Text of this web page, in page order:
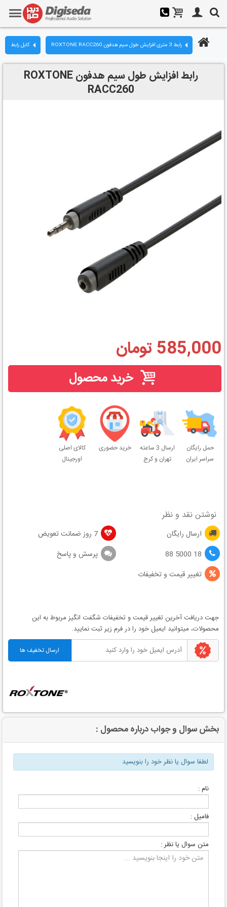
کابل رابط رابط 3 متری افزایش طول سیم هدفون ROXTONE RACC260
رابط افزایش طول سیم هدفون ROXTONE
RACC260
585,000 تومان
خرید محصول
حمل رایگان
سراسر ایران
ارسال 3 ساعته
تهران و کرج
خرید حضوری
کالای اصلی
اورجینال
نوشتن نقد و نظر
ارسال رایگان
7 روز ضمانت تعویض
18 5000 88
پرسش و پاسخ
تغییر قیمت و تخفیفات
جهت دریافت آخرین تغییر قیمت و تخفیفات شگفت انگیز مربوط به این
محصولات، میتوانید ایمیل خود را در فرم زیر ثبت نمایید.
بخش سوال و جواب درباره محصول :
لطفا سوال یا نظر خود را بنویسید
نام :
فامیل :
متن سوال یا نظر :